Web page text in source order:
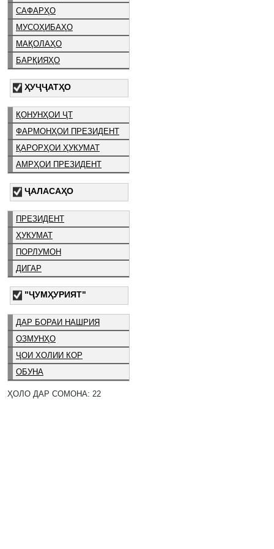
САФАРҲО
МУСОҲИБАҲО
МАҚОЛАҲО
БАРҚИЯҲО
ҲУҶҶАТҲО
ҚОНУНҲОИ ҶТ
ФАРМОНҲОИ ПРЕЗИДЕНТ
ҚАРОРҲОИ ҲУКУМАТ
АМРҲОИ ПРЕЗИДЕНТ
ҶАЛАСАҲО
ПРЕЗИДЕНТ
ҲУКУМАТ
ПОРЛУМОН
ДИГАР
"ҶУМҲУРИЯТ"
ДАР БОРАИ НАШРИЯ
ОЗМУНҲО
ҶОИ ХОЛИИ КОР
ОБУНА
ҲОЛО ДАР СОМОНА: 22